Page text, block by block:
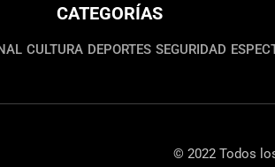
CATEGORÍAS
CULTURA DEPORTES SEGURIDAD
© 2022 Todos